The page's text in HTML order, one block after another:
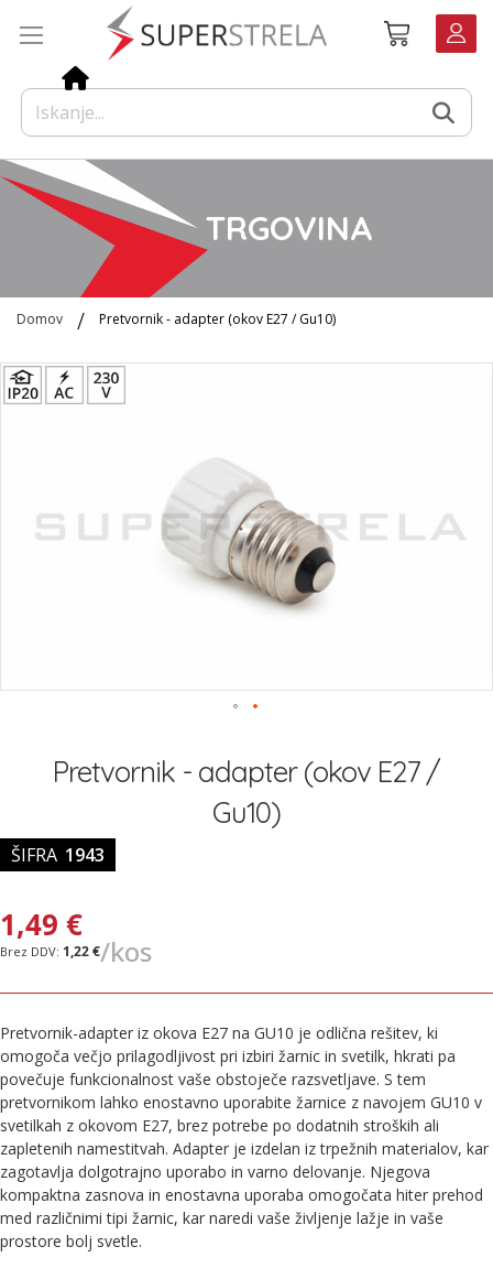
Košarica
TRGOVINA
Domov Pretvornik - adapter (okov E27 / Gu10)
Preskoči
na
Pretvornik - adapter (okov E27 /
Gu10)
ŠIFRA 1943
1,49 €
1,22 €/kos
Pretvornik-adapter iz okova E27 na GU10 je odlična rešitev, ki
omogoča večjo prilagodljivost pri izbiri žarnic in svetilk, hkrati pa
povečuje funkcionalnost vaše obstoječe razsvetljave. S tem
pretvornikom lahko enostavno uporabite žarnice z navojem GU10 v
svetilkah z okovom E27, brez potrebe po dodatnih stroških ali
zapletenih namestitvah. Adapter je izdelan iz trpežnih materialov, kar
zagotavlja dolgotrajno uporabo in varno delovanje. Njegova
kompaktna zasnova in enostavna uporaba omogočata hiter prehod
med različnimi tipi žarnic, kar naredi vaše življenje lažje in vaše
prostore bolj svetle.